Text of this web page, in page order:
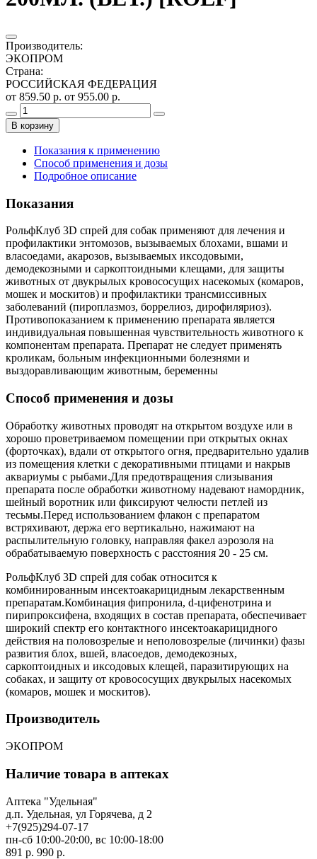
Производитель:
ЭКОПРОМ
Страна:
РОССИЙСКАЯ ФЕДЕРАЦИЯ
от 859.50 р. от 955.00 р.
В корзину
Показания к применению
Способ применения и дозы
Подробное описание
Показания
РольфКлуб 3D спрей для собак применяют для лечения и
профилактики энтомозов, вызываемых блохами, вшами и
власоедами, акарозов, вызываемых иксодовыми,
демодекозными и саркоптоидными клещами, для защиты
животных от двукрылых кровососущих насекомых (комаров,
мошек и москитов) и профилактики трансмиссивных
заболеваний (пироплазмоз, боррелиоз, дирофиляриоз).
Противопоказанием к применению препарата является
индивидуальная повышенная чувствительность животного к
компонентам препарата. Препарат не следует применять
кроликам, больным инфекционными болезнями и
выздоравливающим животным, беременны
Способ применения и дозы
Обработку животных проводят на открытом воздухе или в
хорошо проветриваемом помещении при открытых окнах
(форточках), вдали от открытого огня, предварительно удалив
из помещения клетки с декоративными птицами и накрыв
аквариумы с рыбами.Для предотвращения слизывания
препарата после обработки животному надевают намордник,
шейный воротник или фиксируют челюсти петлей из
тесьмы.Перед использованием флакон с препаратом
встряхивают, держа его вертикально, нажимают на
распылительную головку, направляя факел аэрозоля на
обрабатываемую поверхность с расстояния 20 - 25 см.
РольфКлуб 3D спрей для собак относится к
комбинированным инсектоакарицидным лекарственным
препаратам.Комбинация фипронила, d-цифенотрина и
пирипроксифена, входящих в состав препарата, обеспечивает
широкий спектр его контактного инсектоакарицидного
действия на половозрелые и неполовозрелые (личинки) фазы
развития блох, вшей, власоедов, демодекозных,
саркоптоидных и иксодовых клещей, паразитирующих на
собаках, и защиту от кровососущих двукрылых насекомых
(комаров, мошек и москитов).
Производитель
ЭКОПРОМ
Наличие товара в аптеках
Аптека "Удельная"
д.п. Удельная, ул Горячева, д 2
+7(925)294-07-17
пн-сб 10:00-20:00, вс 10:00-18:00
891 р. 990 р.